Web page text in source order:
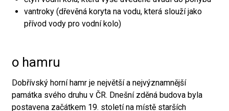
vantroky (dřevěná koryta na vodu, která slouží jako
přívod vody pro vodní kolo)
o hamru
Dobřívský horní hamr je největší a nejvýznamnější
památka svého druhu v ČR. Dnešní zděná budova byla
postavena začátkem 19. století na místě starších